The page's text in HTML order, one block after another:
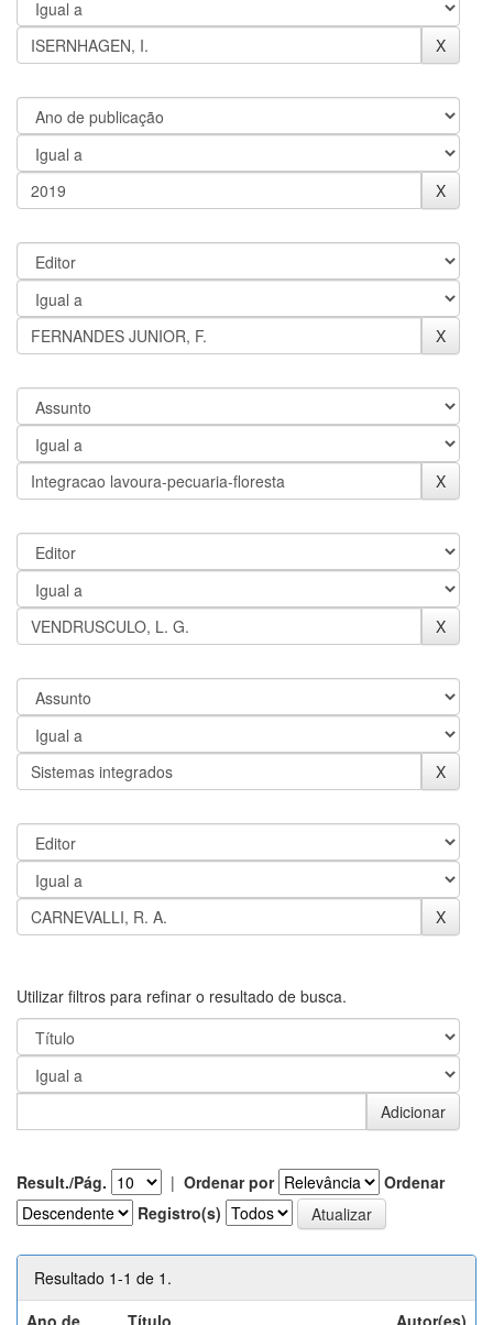
Utilizar filtros para refinar o resultado de busca.
Result./Pág. | Ordenar por
Ordenar
Registro(s)
Resultado 1-1 de 1.
Ano de
Título Autor(es)